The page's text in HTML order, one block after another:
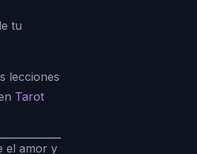
tu
lecciones
Tarot
el amor y